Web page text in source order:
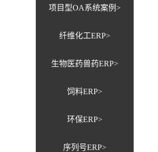
项目型OA系统案例>
纤维化工ERP>
生物医药兽药ERP>
饲料ERP>
环保ERP>
序列号ERP>